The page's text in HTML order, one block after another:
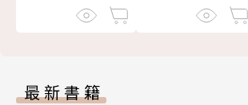
最新書籍